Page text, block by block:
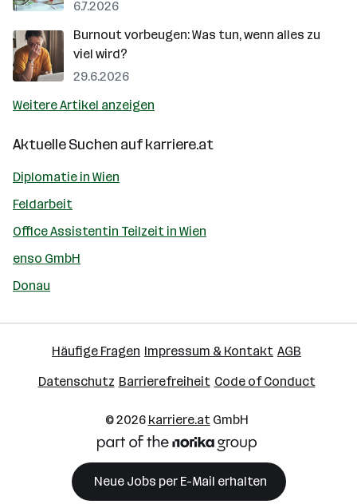
6.7.2026
Burnout vorbeugen: Was tun, wenn alles zu
viel wird?
29.6.2026
Weitere Artikel anzeigen
Aktuelle Suchen aufkarriere.at
Diplomatie in Wien
Feldarbeit
Office Assistentin Teilzeit in Wien
enso GmbH
Donau
Häufige Fragen Impressum & Kontakt AGB
Datenschutz Barrierefreiheit Code of Conduct
© 2026 karriere.atGmbH
Neue Jobs per E-Mail erhalten